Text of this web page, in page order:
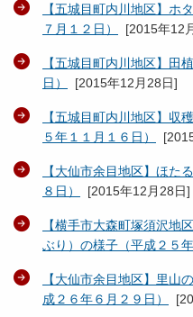
【五城目町内川地区】ホ
７月１２日）
[2015年12
【五城目町内川地区】田
日）
[2015年12月28日]
【五城目町内川地区】収
５年１１月１６日）
[
【大仙市余目地区】ほた
８日）
[2015年12月28日]
【横手市大森町塚須沢地
ぶり）の様子（平成２５年
【大仙市余目地区】里
成２６年６月２９日）
[